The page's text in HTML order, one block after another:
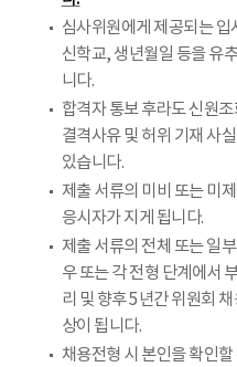
심사위원에게 제공되는
신학교, 생년월일 등을 유
니다.
합격자 통보 후라도 신원
결격사유 및 허위 기재 사
있습니다.
제출 서류의 미비 또는 미
응시자가 지게 됩니다.
제출 서류의 전체 또는 일
우 또는 각 전형 단계에서
리 및 향후 5년간 위원회
상이 됩니다.
채용전형 시 본인을 확인